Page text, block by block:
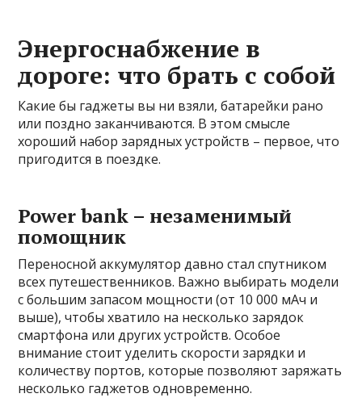
Энергоснабжение в
дороге: что брать с собой
Какие бы гаджеты вы ни взяли, батарейки рано
или поздно заканчиваются. В этом смысле
хороший набор зарядных устройств – первое, что
пригодится в поездке.
Power bank – незаменимый
помощник
Переносной аккумулятор давно стал спутником
всех путешественников. Важно выбирать модели
с большим запасом мощности (от 10 000 мАч и
выше), чтобы хватило на несколько зарядок
смартфона или других устройств. Особое
внимание стоит уделить скорости зарядки и
количеству портов, которые позволяют заряжать
несколько гаджетов одновременно.